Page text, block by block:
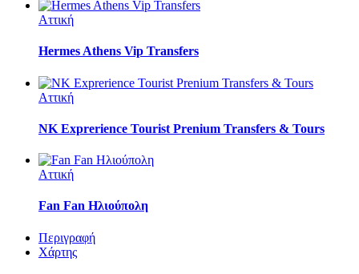
Αττική
Hermes Athens Vip Transfers
Αττική
NK Exprerience Tourist Prenium Transfers & Tours
Αττική
Fan Fan Ηλιούπολη
Περιγραφή
Χάρτης